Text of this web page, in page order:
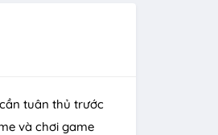
tuân thủ trước
và chơi game